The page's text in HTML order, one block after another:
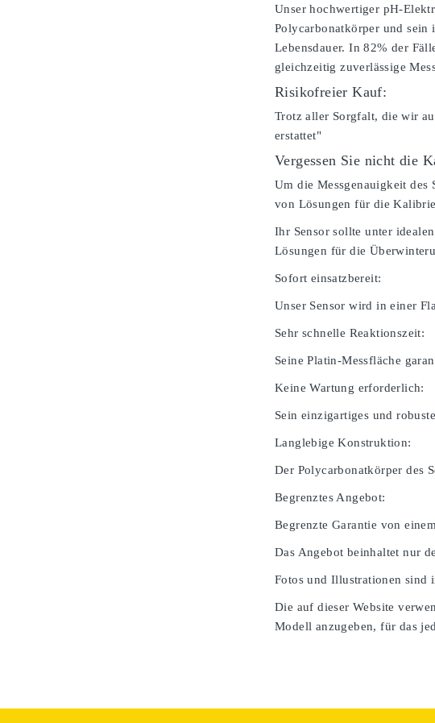
Unser hochwertiger pH-
Polycarbonatkörper und sein
Lebensdauer. In 82% der
gleichzeitig zuverlässige
Risikofreier Kauf:
Trotz aller Sorgfalt, die wir
erstattet"
Vergessen Sie nicht die
Um die Messgenauigkeit des
von Lösungen für die
Ihr Sensor sollte unter
Lösungen für die
Sofort einsatzbereit:
Unser Sensor wird in einer
Sehr schnelle Reaktionszeit:
Seine Platin-Messfläche
Keine Wartung erforderlich:
Sein einzigartiges und
Langlebige Konstruktion:
Der Polycarbonatkörper des
Begrenztes Angebot:
Begrenzte Garantie von
Das Angebot beinhaltet nur
Fotos und Illustrationen sind
Die auf dieser Website
Modell anzugeben, für das